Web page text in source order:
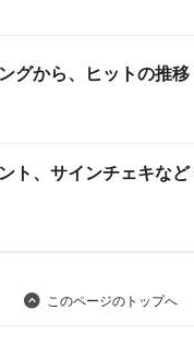
グから、ヒットの推移
ト、サインチェキなど
このページのトップへ